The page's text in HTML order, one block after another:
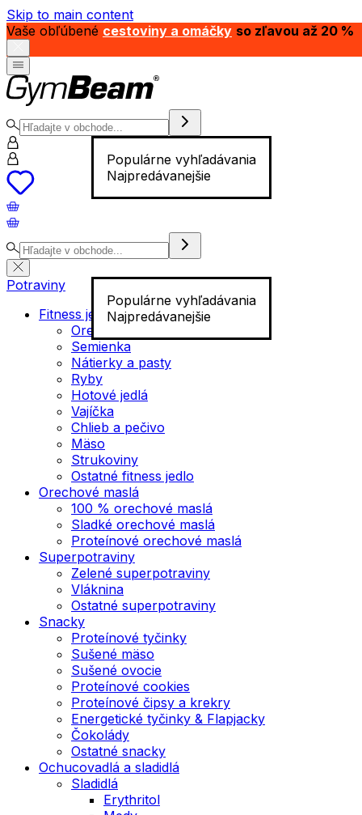
Skip to main content
Vaše obľúbené cestoviny a omáčky so zľavou až 20 %
Populárne vyhľadávania
Najpredávanejšie
Populárne vyhľadávania
Najpredávanejšie
Potraviny
Fitness jedlo
Orechy
Semienka
Nátierky a pasty
Ryby
Hotové jedlá
Vajíčka
Chlieb a pečivo
Mäso
Strukoviny
Ostatné fitness jedlo
Orechové maslá
100 % orechové maslá
Sladké orechové maslá
Proteínové orechové maslá
Superpotraviny
Zelené superpotraviny
Vláknina
Ostatné superpotraviny
Snacky
Proteínové tyčinky
Sušené mäso
Sušené ovocie
Proteínové cookies
Proteínové čipsy a krekry
Energetické tyčinky & Flapjacky
Čokolády
Ostatné snacky
Ochucovadlá a sladidlá
Sladidlá
Erythritol